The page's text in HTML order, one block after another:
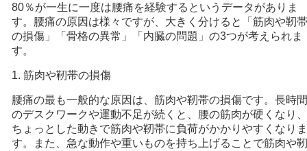
80％が一生に一度は腰痛を経験するというデータがありま
す。腰痛の原因は様々ですが、大きく分けると「筋肉や靭帯
の損傷」「骨格の異常」「内臓の問題」の3つが考えられま
す。
1. 筋肉や靭帯の損傷
腰痛の最も一般的な原因は、筋肉や靭帯の損傷です。長時間
のデスクワークや運動不足が続くと、腰の筋肉が硬くなり、
ちょっとした動きで筋肉や靭帯に負荷がかかりやすくなりま
す。また、急な動作や重いものを持ち上げることで筋肉や靭